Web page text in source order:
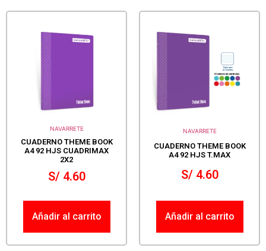
NAVARRETE
CUADERNO THEME BOOK
A4 92 HJS CUADRIMAX
2X2
S/4.60
Añadir al carrito
NAVARRETE
CUADERNO THEME BOOK
A4 92 HJS T.MAX
S/4.60
Añadir al carrito